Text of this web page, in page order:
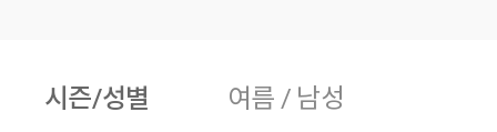
시즌/성별
여름 / 남성